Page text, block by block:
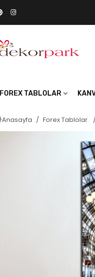
FOREX TABLOLAR
Anasayfa Forex Tablolar